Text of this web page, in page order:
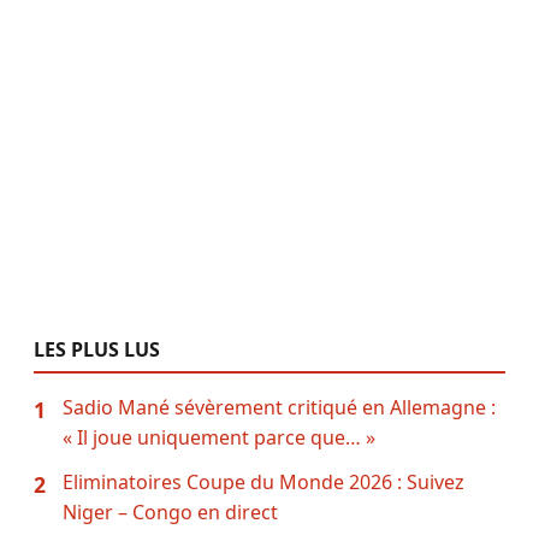
LES PLUS LUS
1
Sadio Mané sévèrement critiqué en Allemagne :
« Il joue uniquement parce que… »
2
Eliminatoires Coupe du Monde 2026 : Suivez
Niger – Congo en direct